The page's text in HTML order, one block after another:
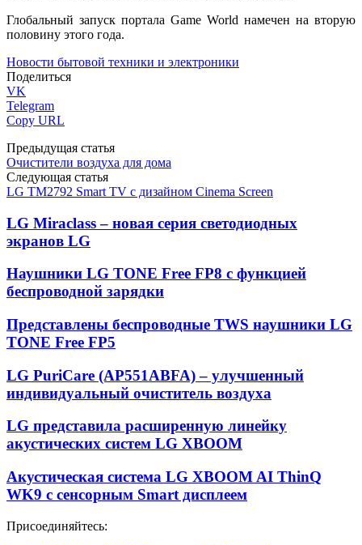
Глобальный запуск портала Game World намечен на вторую
половину этого года.
Новости бытовой техники и электроники
Поделиться
VK
Telegram
Copy URL
Предыдущая статья
Очистители воздуха для дома
Следующая статья
LG TM2792 Smart TV с дизайном Cinema Screen
LG Miraclass – новая серия светодиодных
экранов LG
Наушники LG TONE Free FP8 с функцией
беспроводной зарядки
Представлены беспроводные TWS наушники LG
TONE Free FP5
LG PuriCare (AP551ABFA) – улучшенный
индивидуальный очиститель воздуха
LG представила расширенную линейку
акустических систем LG XBOOM
Акустическая система LG XBOOM AI ThinQ
WK9 с сенсорным Smart дисплеем
Присоединяйтесь: